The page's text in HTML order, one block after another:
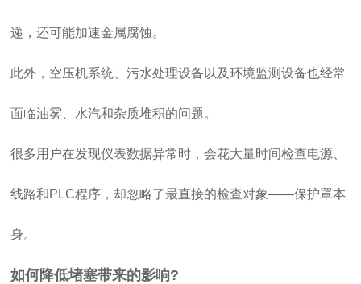
递，还可能加速金属腐蚀。
此外，空压机系统、污水处理设备以及环境监测设备也经常
面临油雾、水汽和杂质堆积的问题。
很多用户在发现仪表数据异常时，会花大量时间检查电源、
线路和PLC程序，却忽略了最直接的检查对象——保护罩本
身。
如何降低堵塞带来的影响?